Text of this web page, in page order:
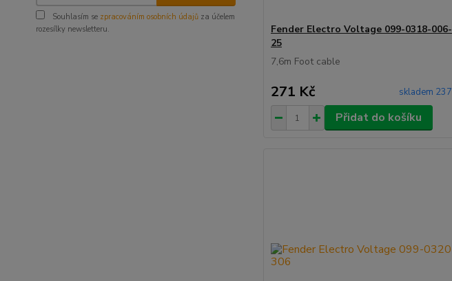
Souhlasím se zpracováním osobních údajů za účelem
rozesílky newsletteru.
Fender Electro Voltage 099-0318-006-
25
7,6m Foot cable
271 Kč skladem 237
Přidat do košíku